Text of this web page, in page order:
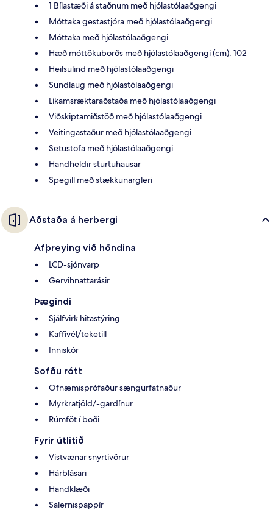
1 Bílastæði á staðnum með hjólastólaaðgengi
Móttaka gestastjóra með hjólastólaaðgengi
Móttaka með hjólastólaaðgengi
Hæð móttökuborðs með hjólastólaaðgengi (cm): 102
Heilsulind með hjólastólaaðgengi
Sundlaug með hjólastólaaðgengi
Líkamsræktaraðstaða með hjólastólaaðgengi
Viðskiptamiðstöð með hjólastólaaðgengi
Veitingastaður með hjólastólaaðgengi
Setustofa með hjólastólaaðgengi
Handheldir sturtuhausar
Spegill með stækkunargleri
Aðstaða á herbergi
Afþreying við höndina
LCD-sjónvarp
Gervihnattarásir
Þægindi
Sjálfvirk hitastýring
Kaffivél/teketill
Inniskór
Sofðu rótt
Ofnæmisprófaður sængurfatnaður
Myrkratjöld/-gardínur
Rúmföt í boði
Fyrir útlitið
Vistvænar snyrtivörur
Hárblásari
Handklæði
Salernispappír